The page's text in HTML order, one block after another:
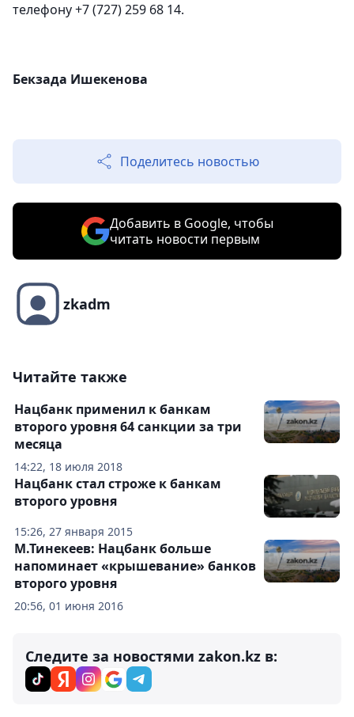
телефону +7 (727) 259 68 14.
Бекзада Ишекенова
Поделитесь новостью
Добавить в Google, чтобы
читать новости первым
zkadm
Читайте также
14:22, 18 июля 2018
Нацбанк применил к банкам
второго уровня 64 санкции за три
месяца
15:26, 27 января 2015
Нацбанк стал строже к банкам
второго уровня
20:56, 01 июня 2016
М.Тинекеев: Нацбанк больше
напоминает «крышевание» банков
второго уровня
Следите за новостями zakon.kz в: